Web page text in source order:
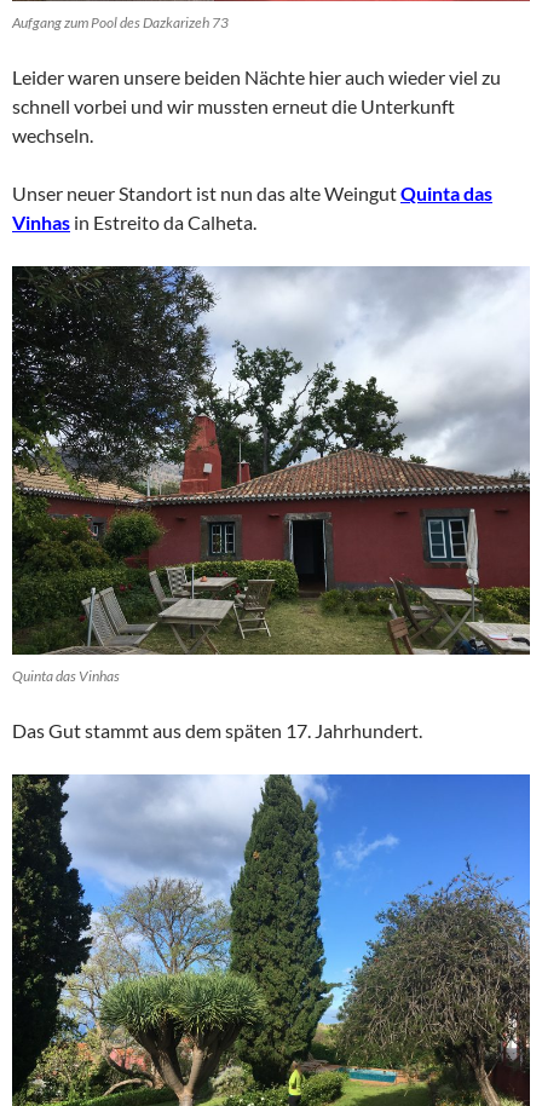
Aufgang zum Pool des Dazkarizeh 73
Leider waren unsere beiden Nächte hier auch wieder viel zu
schnell vorbei und wir mussten erneut die Unterkunft
wechseln.
Unser neuer Standort ist nun das alte WeingutQuinta das
Vinhas in Estreito da Calheta.
Quinta das Vinhas
Das Gut stammt aus dem späten 17. Jahrhundert.